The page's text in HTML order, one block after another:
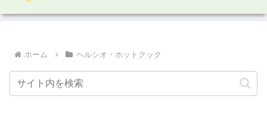
ホーム ヘルシオ・ホットクック